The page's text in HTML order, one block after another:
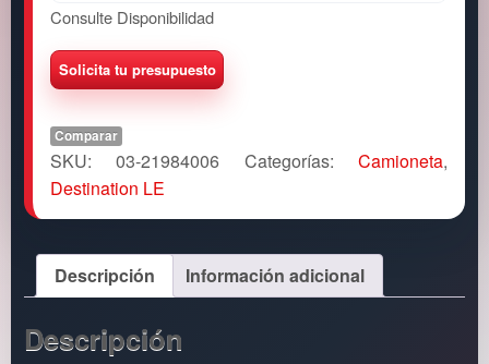
Consulte Disponibilidad
Comparar
SKU:03-21984006 Categorías:Camioneta,
Destination LE
Descripción Información adicional
Descripción